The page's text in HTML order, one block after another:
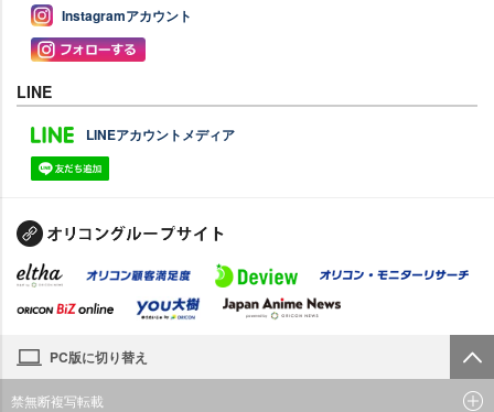
Instagramアカウント
LINE
LINEアカウントメディア
PC版に切り替え
禁無断複写転載